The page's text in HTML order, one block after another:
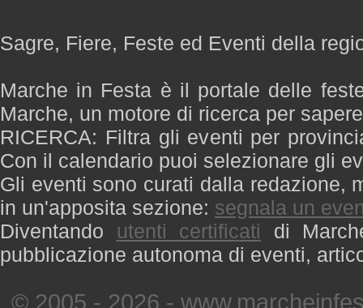
Sagre, Fiere, Feste ed Eventi della
Marche in Festa è il portale delle
Marche, un motore di ricerca per
RICERCA: Filtra gli eventi per
Con il calendario puoi selezionare gli
Gli eventi sono curati dalla redazione,
in un'apposita sezione: segnala un
Diventando utenti certificati di
pubblicazione autonoma di eventi,
© 2005 - 2026 -